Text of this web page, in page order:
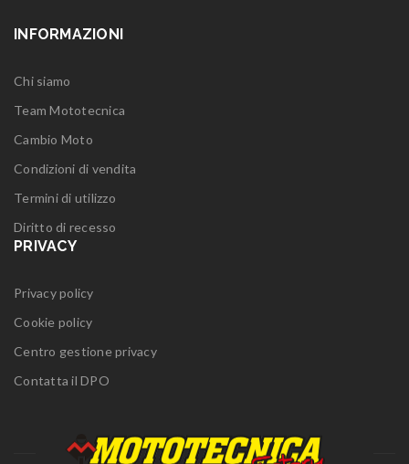
INFORMAZIONI
Chi siamo
Team Mototecnica
Cambio Moto
Condizioni di vendita
Termini di utilizzo
Diritto di recesso
PRIVACY
Privacy policy
Cookie policy
Centro gestione privacy
Contatta il DPO